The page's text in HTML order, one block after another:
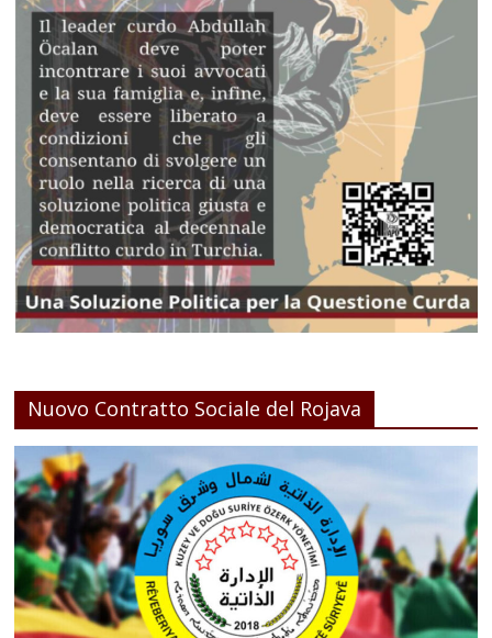
Nuovo Contratto Sociale del Rojava